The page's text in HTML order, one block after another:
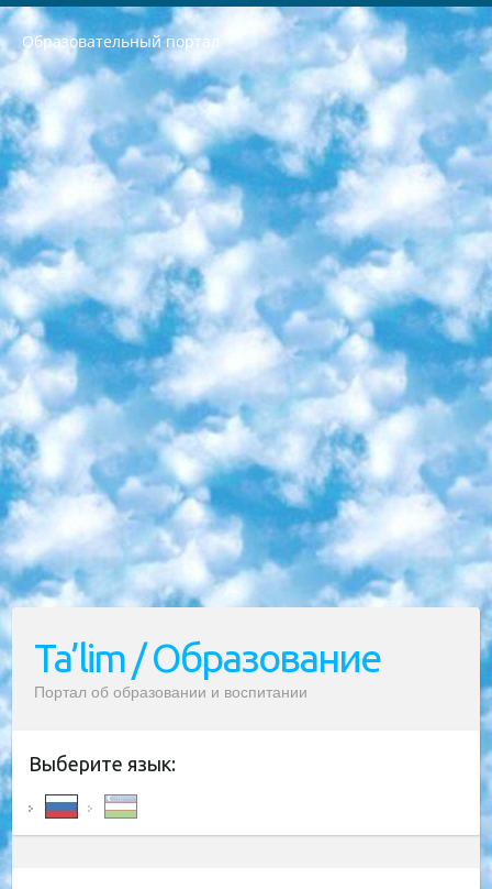
Образовательный портал
РЕСПУБЛИКА УЗБЕКИСТАН МИНИСТРЕРСТВО ДОШКОЛЬНОГО И ШКОЛЬНОГО ОБРАЗОВАНИЯ КОМАНДА в общеобразовательных учреждениях в 2023-2024 учебном году организация и проведение итоговой государственной аттестации обучающихся о Министра дошкольного и школьного образования Республики Узбекистан от 4 марта 2008 года (постановлением Минюста от 20 марта 2008 года № 1778 государственной регистрации) «Итоговое состояние учащихся общего среднего образования на основании положения об утверждении положения об аттестации общего среднего образования выпускной экзамен студентов в образовательных учреждениях в 2023-2024 учебном году В целях организации и прохождения аттестации приказываю: 1. Следующее: перечень предметов, по которым будет проводиться итоговая государственная аттестация и экзамен формы перевода согласно приложению 1; сертификаты международного образца, оценивающие уровень владения иностранными языками перечень согласно приложению 2; 2. Педагогический при специализированных образовательных учреждениях. научно-практический центр квалификации и международной оценки (Д.Давидова) 2024 г. До 25 марта: задания по предметам, по которым будет проводиться итоговая аттестация разработка и утверждение технических условий; итоговая аттестация на основании разработанного предметного задания разработка вопросов по предметам (устно и письменно), экзамен передача; общеобразовательные средние школы и специальные учебные заведения учащиеся выпускных классов школ и интернатов в агентской системе подготовка базы данных экзаменационных материалов и критериев оценки; перевод базы экзаменационных материалов на все языки обучения подать в Республиканский образовательный центр для изготовления; варианты экзаменов на основе разработанных контрольных материалов пусть будут поставлены задачи формирования. 3. Республиканский образовательный центр (Ш.Худайкулов) до 5 апреля 2024 года. до: база данных предоставленных экзаменационных материалов на все языки обучения перевод и экспертиза; для слепых, слабовидящих, глухих, слабослышащих и умственно отсталых детей учащиеся выпускных классов специализированных школ и школ-интернатов база данных экзаменационных материалов на всех преподаваемых языках подготовка критериев оценки; специализированные школы для умственно отсталых детей и технологии для учащихся выпускных классов школ-интернатов разработка соответствующих рекомендаций и критериев проведения ЕГЭ по естествознанию давать задания. 4. Педагогический при специализированных образовательных учреждениях. Научно-практический центр навыков и международной оценки (Д.Давидова), Республика образовательный центр (Худайкулов Ш.) итоговый государственный аттестационный экзамен ориентирован на творческое и логическое мышление при подготовке базы материалов учитывать введение заданий. 5. Следует отметить, что: сертификат государственного образца о знании общеобразовательного предмета и как минимум национальный уровень B1 по предметам на иностранных языках, указанным в Приложении 2. или международно признанный сертификат эквивалентного уровня студенты, изучающие определенный предмет, освобождаются от экзамена; по соответствующим предметам запланирована итоговая государственная аттестация за день до дня, путем жеребьевки Рабочей группой (в письменной форме по предметам, проводимым в форме) из числа сформированных вариантов выбрано 2 варианта; 2 выбранных варианта экзамена анонсированы на официальном сайте министерства и все выпускники по всей стране на основе этих вариантов проводит итоговую государственную аттестацию. 6. Государственное образование учащихся средних общеобразовательных учреждений. знания в соответствии с квалификационными требованиями, которые необходимо приобрести на основании стандартов итоговый (выпускной) контроль для 9 и 11 классов в целях тестирования Экзамены (далее – экзамены) состоят из предметов, перечисленных в приложении 1. будет сделано. 7. Экзамены пройдут с 26 мая по 15 июня 2024 г. (кроме науки физического воспитания). 8. Физическая для учащихся 9 классов общесредних образовательных учреждений. Экзамены по предмету «Образование, квалификация медицина» 1-6 мая 2024 года. сотрудники перевести под присмотр (с отклонениями в физическом или умственном развитии) специализированная школа для детей, школы-интернаты и со сколиозом школы-интернаты санаторного типа для больных детей исключены). 9. Он был слепым, слабовидящим и имел нарушения опорно-двигательного аппарата. экзамены в специализированных школах и интернатах для детей должны проводиться исходя из требований, предъявляемых к общеобразовательным учреждениям (физкультура кроме науки). 10. Специализированная школа для глухих и слабослышащих детей. и экзамены в интернатах и быть реализован в виде письменного теста по математике. 11. Специальность для умственно отсталых детей. Для 9 класса Родной язык и литературное письмо Государственный язык (язык обучения – узбекский). для неклассов) написано Математическое письмо Письменная/устная история Узбекистана Физическое воспитание практично Итоговый контроль Для 11 класса Написание родного языка и литературы (эссе) Математическое письмо Узбекский язык (обучение на узбекском языке) не посещающее общее среднее образование для учреждений)/Образовательное учреждение выбор письменный и устный Иностранный язык письменный/устный Письменная/устная история Узбекистана *По выбору студента:  Химия  Физика  Основы государственного права  География 10 бесплатных образовательных ресурсов - Мы составили подборку онлайн-проектов с интерактивными упражнениями, видеолекциями и статьями. Они помогут вам обрести новые и освежить старые знания бесплатно. 1. «ИНТУИТ» Старейшая образовательная площадка Рунета. Здесь вы найдёте сотни текстовых и видеокурсов на десятки различных тем — от программирования до психологии. Многие курсы подготовлены российскими университетами и крупными международными компаниями вроде Intel и Microsoft. Самостоятельное обучение бесплатное, но желающие могут оплатить услуги персональных наставников. 2. «Смартия» знакомит с актуальными профессиями и подсказывает, как им обучаться. Выбрав заинтересовавшую вас специальность — SMM-специалист, фотограф, веб-дизайнер или другую, — увидите список необходимых для неё умений. Чтобы вы могли освоить их самостоятельно, для каждого умения площадка отображает подборку ссылок на учебные материалы. Хотя «Смартия» ориентируется на русскоязычную аудиторию, часть контента всё же доступна только на английском. 3. «Лекторий Физтеха» Проект Московского физико-технического института (Физтеха). С его помощью вы можете смотреть онлайн серии лекций, записанные на видео в этом вузе. В числе доступных предметов — физика, биология, химия, информационные технологии и другие. К некоторым лекциям администрация ресурса прилагает готовые конспекты, которые можно скачивать в PDF-формате. 4. ITMOcourses Онлайн-площадка Санкт-Петербургского национального исследовательского университета информационных технологий, механики и оптики (ИТМО). Ресурс предоставляет свободный доступ к курсам, разработанным в этом вузе. Каталог материалов разбит на четыре категории: «Оптические системы и технологии», «Приборостроение и робототехника», «Информационные технологии» и «Биотехнологии». Курсы состоят из видеолекций, интерактивных демонстраций и заданий. 5. «КиберЛенинка» Электронная научная библиотека открытого доступа. Каталог площадки регулярно обрастает текстами статей из различных научных изданий. Сгруппированные по журналам и рубрикам публикации можно читать онлайн или скачивать целиком в PDF-формате. Проект нацелен на популяризацию науки за счёт открытого доступа к качественной информации. 6. «ПостНаука» На этом ресурсе публикуют подборки видеолекций, составленные экспертами из разных отраслей и объединённые общими темами. Среди них, к примеру, есть серии «Биоинформатика и геномика», «Культура средневековой Скандинавии» и Cinema Studies о теории кино. Каждая подборка лекций — логически связанная история, рассказанная экспертом от первого лица. Кроме того, на сайте появляются научно-образовательные статьи и тесты на разные темы. 7. «Newочём» Команда проекта «Newочём» отбирает самые интересные тексты из англоязычных СМИ и переводит те из них, за которые голосуют участники сообщества «ВКонтакте». По большей части это научно-популярные статьи. Редакторы придумывают лишь заголовки, в остальном содержание переводов соответствует оригиналам. Полные тексты можно читать прямо в социальной сети. 8. InternetUrok Онлайн-база материалов по основным дисциплинам школьной программы. Информация на сайте структурирована по классам, предметам и темам (урокам). Каждый урок состоит из видеолекций и конспектов. Есть также интерактивные тренажёры и тесты для закрепления пройденного материала. Даже если вы давно окончили школу, возможность повторить программу старших классов всегда может пригодиться. 9. Edutainme Ещё один ресурс об образовании. В отличие от Newtonew, как мне кажется, Edutainme больше ориентируется на представителей индустрии: педагогов, предпринимателей, разработчиков образовательных проектов. Но и любой, кто просто стремится к саморазвитию, найдёт на сайте много полезного и интересного для себя. Например, информацию о новых курсах и образовательных сервисах. 10. Newtonew Онлайн-медиа об образовании и обучении в широком смысле. Авторы Newtonew пишут об инструментах, заведениях, тактиках и стратегиях, которые помогают учить других и получать новые знания самостоятельно. На этой площадке вы найдёте новости, обзоры, аналитические мат
Ta’lim / Образование
Портал об образовании и воспитании
Выберите язык: